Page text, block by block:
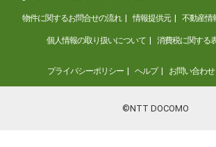
物件に関するお問合せの流れ 情報提供元 不動産情
個人情報の取り扱いについて 消費税に関する
プライバシーポリシー ヘルプ お問い合わせ
©NTT DOCOMO